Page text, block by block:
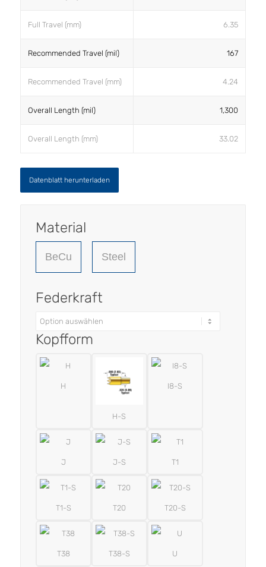
Full Travel (mm) 6.35
Recommended Travel (mil) 167
Recommended Travel (mm) 4.24
Overall Length (mil) 1,300
Overall Length (mm) 33.02
Datenblatt herunterladen
Material
BeCu Steel
Federkraft
Kopfform
H
H-S
I8-S
J J-S T1
T1-S T20 T20-S
T38 T38-S U